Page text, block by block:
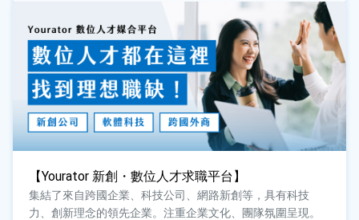
【Yourator 新創・數位人才求職平台】
集結了來自跨國企業、科技公司、網路新創等，具有科技
力、創新理念的領先企業。注重企業文化、團隊氛圍呈現。